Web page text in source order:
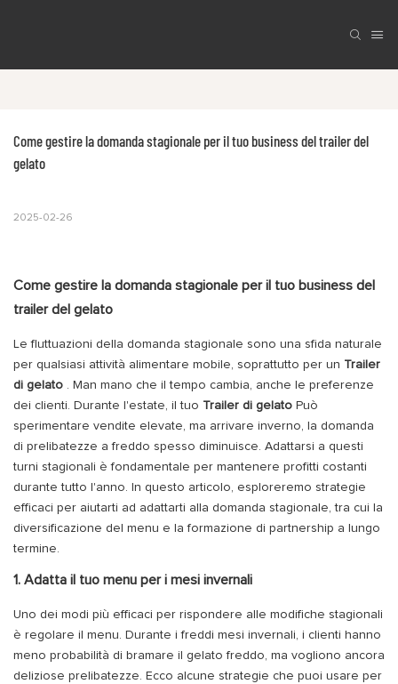
Come gestire la domanda stagionale per il tuo business del trailer del
gelato
2025-02-26
Come gestire la domanda stagionale per il tuo business del
trailer del gelato
Le fluttuazioni della domanda stagionale sono una sfida naturale
per qualsiasi attività alimentare mobile, soprattutto per un Trailer
di gelato . Man mano che il tempo cambia, anche le preferenze
dei clienti. Durante l'estate, il tuo Trailer di gelato Può
sperimentare vendite elevate, ma arrivare inverno, la domanda
di prelibatezze a freddo spesso diminuisce. Adattarsi a questi
turni stagionali è fondamentale per mantenere profitti costanti
durante tutto l'anno. In questo articolo, esploreremo strategie
efficaci per aiutarti ad adattarti alla domanda stagionale, tra cui la
diversificazione del menu e la formazione di partnership a lungo
termine.
1. Adatta il tuo menu per i mesi invernali
Uno dei modi più efficaci per rispondere alle modifiche stagionali
è regolare il menu. Durante i freddi mesi invernali, i clienti hanno
meno probabilità di bramare il gelato freddo, ma vogliono ancora
deliziose prelibatezze. Ecco alcune strategie che puoi usare per